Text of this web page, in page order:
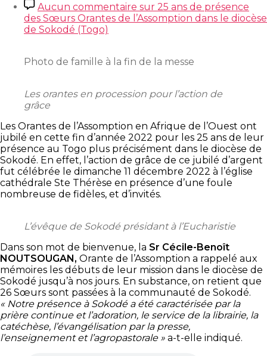
Aucun commentaire sur 25 ans de présence
des Sœurs Orantes de l’Assomption dans le diocèse
de Sokodé (Togo)
Photo de famille à la fin de la messe
Les orantes en procession pour l’action de
grâce
Les Orantes de l’Assomption en Afrique de l’Ouest ont
jubilé en cette fin d’année 2022 pour les 25 ans de leur
présence au Togo plus précisément dans le diocèse de
Sokodé. En effet, l’action de grâce de ce jubilé d’argent
fut célébrée le dimanche 11 décembre 2022 à l’église
cathédrale Ste Thérèse en présence d’une foule
nombreuse de fidèles, et d’invités.
L’évêque de Sokodé présidant à l’Eucharistie
Dans son mot de bienvenue, la Sr Cécile-Benoît
NOUTSOUGAN, Orante de l’Assomption a rappelé aux
mémoires les débuts de leur mission dans le diocèse de
Sokodé jusqu’à nos jours. En substance, on retient que
26 Sœurs sont passées à la communauté de Sokodé.
« Notre présence à Sokodé a été caractérisée par la
prière continue et l’adoration, le service de la librairie, la
catéchèse, l’évangélisation par la presse,
l’enseignement et l’agropastorale » a-t-elle indiqué.